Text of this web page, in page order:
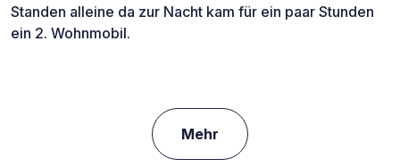
Standen alleine da zur Nacht kam für ein paar Stunden
ein 2. Wohnmobil.
Mehr